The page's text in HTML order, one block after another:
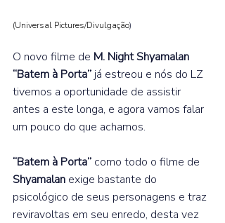
(Universal Pictures/Divulgação)
O novo filme de M. Night Shyamalan
“Batem à Porta” já estreou e nós do LZ
tivemos a oportunidade de assistir
antes a este longa, e agora vamos falar
um pouco do que achamos.
“Batem à Porta” como todo o filme de
Shyamalan exige bastante do
psicológico de seus personagens e traz
reviravoltas em seu enredo, desta vez